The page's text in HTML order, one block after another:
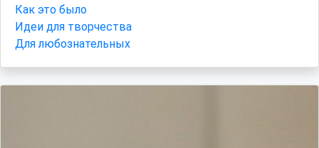
Как это было
Идеи для творчества
Для любознательных